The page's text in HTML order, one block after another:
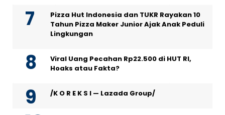
Pizza Hut Indonesia dan TUKR Rayakan 10
Tahun Pizza Maker Junior Ajak Anak Peduli
Lingkungan
Viral Uang Pecahan Rp22.500 di HUT RI,
Hoaks atau Fakta?
/K O R E K S I — Lazada Group/